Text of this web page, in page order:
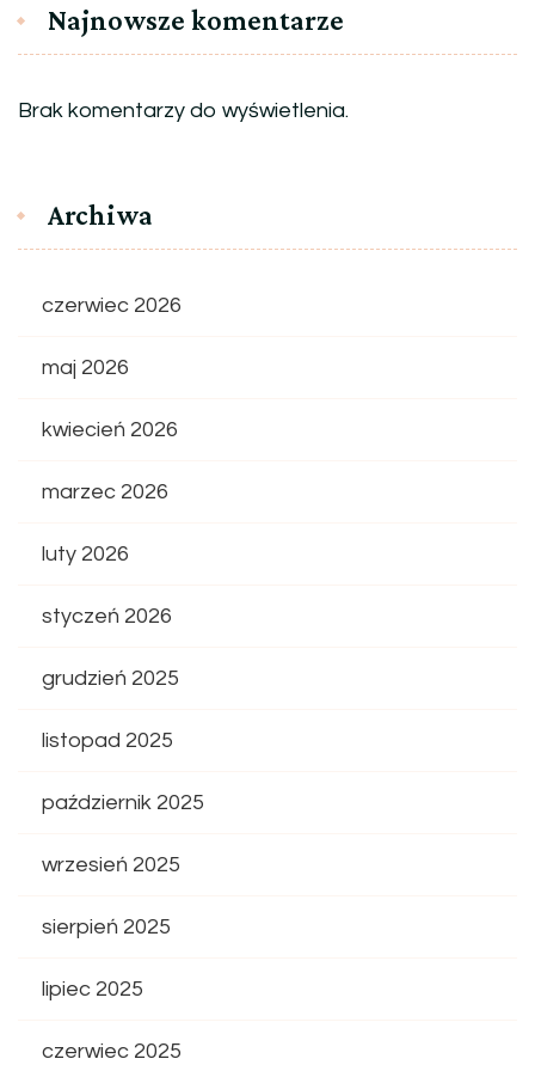
Najnowsze komentarze
Brak komentarzy do wyświetlenia.
Archiwa
czerwiec 2026
maj 2026
kwiecień 2026
marzec 2026
luty 2026
styczeń 2026
grudzień 2025
listopad 2025
październik 2025
wrzesień 2025
sierpień 2025
lipiec 2025
czerwiec 2025